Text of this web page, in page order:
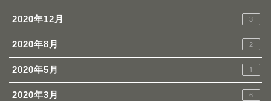
2020年12月 3
2020年8月 2
2020年5月 1
2020年3月 6